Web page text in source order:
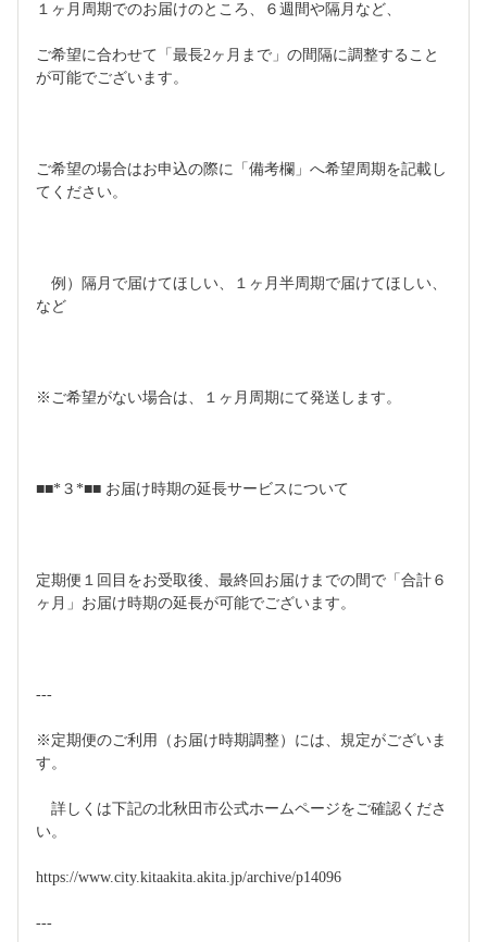
１ヶ月周期でのお届けのところ、６週間や隔月など、
ご希望に合わせて「最長2ヶ月まで」の間隔に調整すること
が可能でございます。
ご希望の場合はお申込の際に「備考欄」へ希望周期を記載し
てください。
例）隔月で届けてほしい、１ヶ月半周期で届けてほしい、
など
※ご希望がない場合は、１ヶ月周期にて発送します。
■■*３*■■ お届け時期の延長サービスについて
定期便１回目をお受取後、最終回お届けまでの間で「合計６
ヶ月」お届け時期の延長が可能でございます。
---
※定期便のご利用（お届け時期調整）には、規定がございま
す。
詳しくは下記の北秋田市公式ホームページをご確認くださ
い。
https://www.city.kitaakita.akita.jp/archive/p14096
---